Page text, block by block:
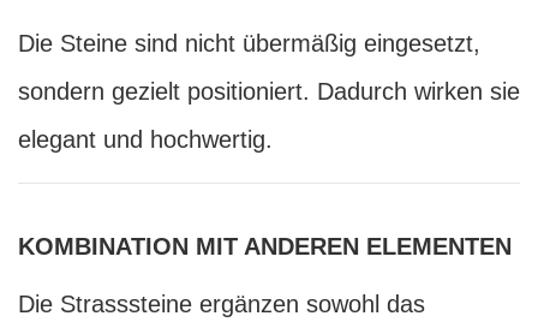
Die Steine sind nicht übermäßig eingesetzt,
sondern gezielt positioniert. Dadurch wirken sie
elegant und hochwertig.
KOMBINATION MIT ANDEREN ELEMENTEN
Die Strasssteine ergänzen sowohl das